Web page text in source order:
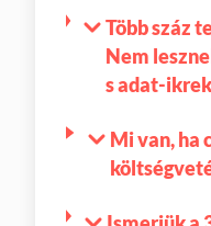
Több száz
Nem
s adat-
Mi van, ha